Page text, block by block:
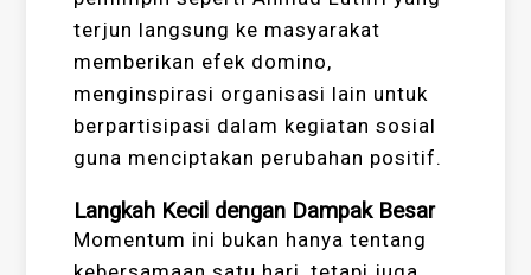
terjun langsung ke masyarakat
memberikan efek domino,
menginspirasi organisasi lain untuk
berpartisipasi dalam kegiatan sosial
guna menciptakan perubahan positif.
Langkah Kecil dengan Dampak Besar
Momentum ini bukan hanya tentang